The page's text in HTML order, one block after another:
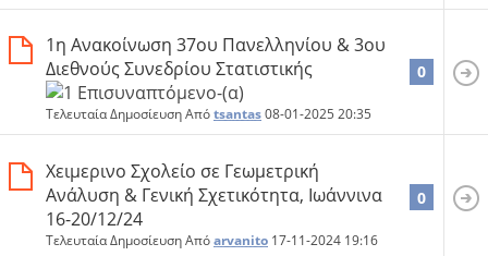
1η Ανακοίνωση 37ου Πανελληνίου & 3ου
Διεθνούς Συνεδρίου Στατιστικής
Τελευταία Δημοσίευση Απόtsantas08-01-2025 20:35
0
Χειμερινο Σχολείο σε Γεωμετρική
Ανάλυση & Γενική Σχετικότητα, Ιωάννινα
16-20/12/24
Τελευταία Δημοσίευση Απόarvanito 17-11-2024 19:16
0